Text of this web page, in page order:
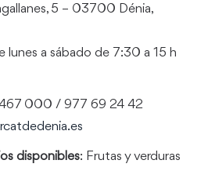
5 – 03700 Dénia,
lunes a sábado de 7:30 a 15 h
467 000 / 977 69 24 42
disponibles: Frutas y verduras